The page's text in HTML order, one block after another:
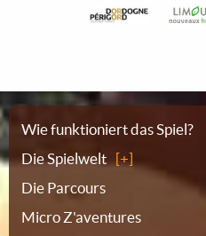
Sitemap
Wie funktioniert das Spiel?
Die Spielwelt
Die Parcours
Micro Z'aventures